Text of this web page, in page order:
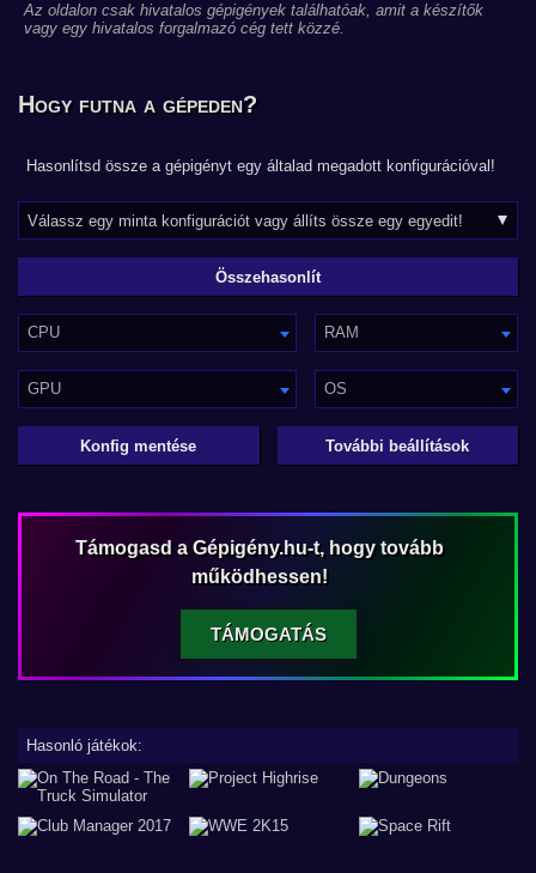
Az oldalon csak hivatalos gépigények találhatóak, amit a készítők
vagy egy hivatalos forgalmazó cég tett közzé.
Hogy futna a gépeden?
Hasonlítsd össze a gépigényt egy általad megadott konfigurációval!
CPU RAM
GPU OS
Konfig mentése További beállítások
Támogasd a Gépigény.hu-t, hogy tovább
működhessen!
TÁMOGATÁS
Hasonló játékok: